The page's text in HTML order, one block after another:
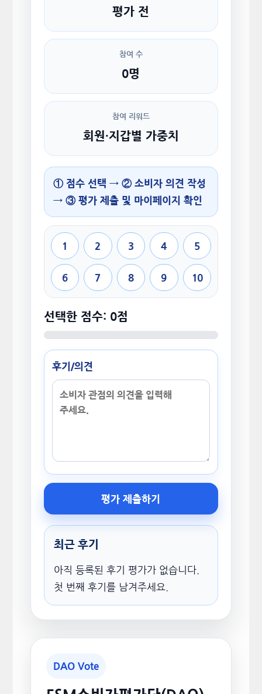
평가 전
참여 수
0명
참여 리워드
회원·지갑별 가중치
① 점수 선택 → ② 소비자 의견 작성
→ ③ 평가 제출 및 마이페이지 확인
1 2 3 4 5
6 7 8 9 10
선택한 점수: 0점
후기/의견
평가 제출하기
최근 후기
아직 등록된 후기 평가가 없습니다.
첫 번째 후기를 남겨주세요.
DAO Vote